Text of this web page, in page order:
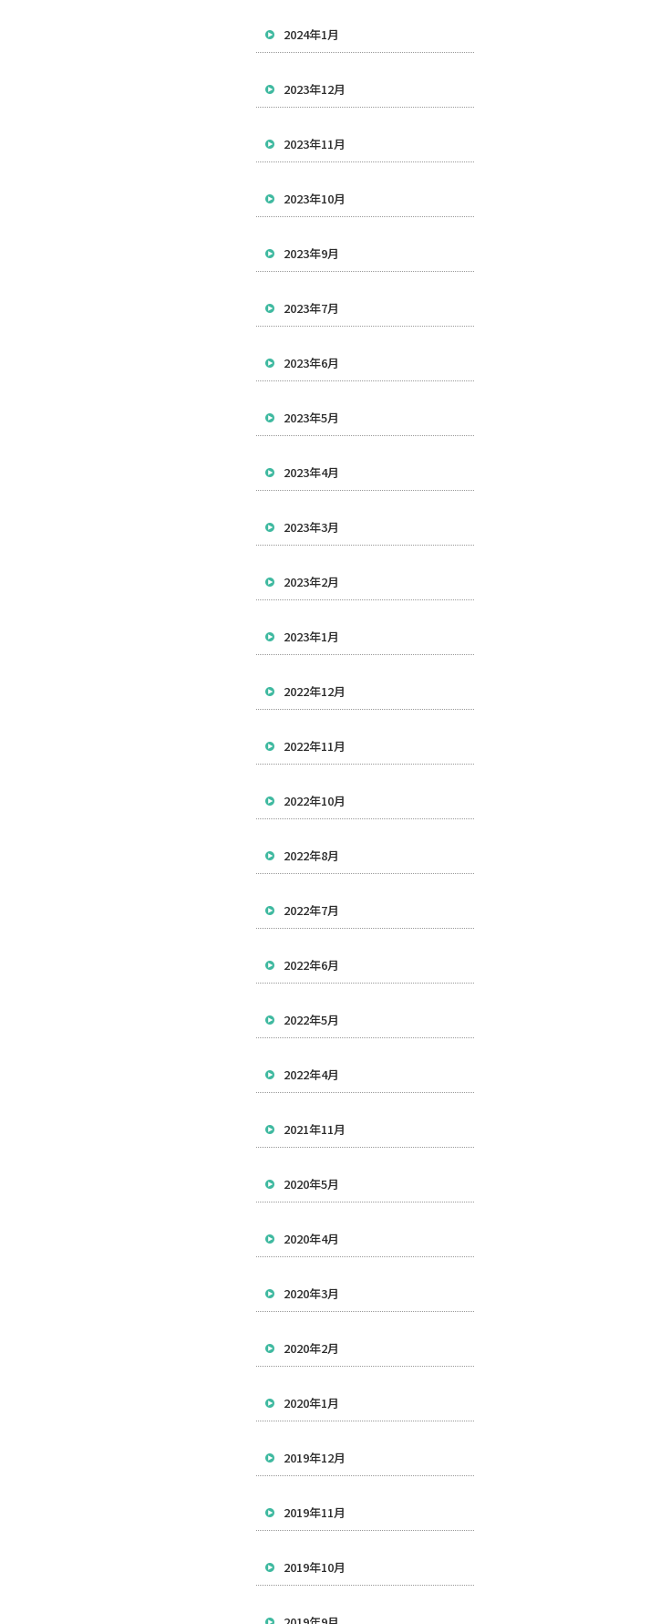
2024年1月
2023年12月
2023年11月
2023年10月
2023年9月
2023年7月
2023年6月
2023年5月
2023年4月
2023年3月
2023年2月
2023年1月
2022年12月
2022年11月
2022年10月
2022年8月
2022年7月
2022年6月
2022年5月
2022年4月
2021年11月
2020年5月
2020年4月
2020年3月
2020年2月
2020年1月
2019年12月
2019年11月
2019年10月